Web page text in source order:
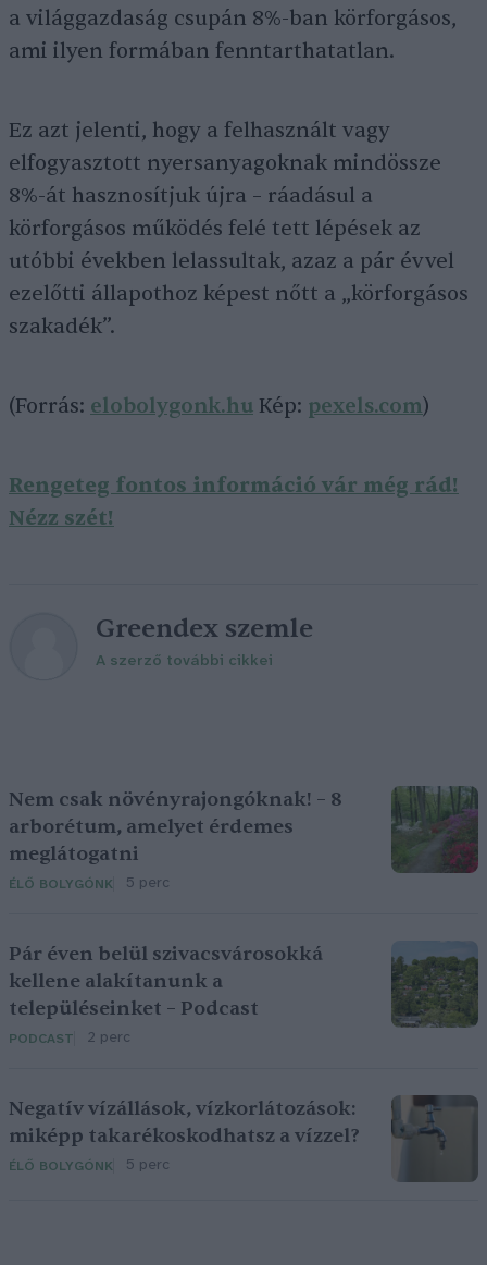
a világgazdaság csupán 8%-ban körforgásos,
ami ilyen formában fenntarthatatlan.
Ez azt jelenti, hogy a felhasznált vagy
elfogyasztott nyersanyagoknak mindössze
8%-át hasznosítjuk újra – ráadásul a
körforgásos működés felé tett lépések az
utóbbi években lelassultak, azaz a pár évvel
ezelőtti állapothoz képest nőtt a „körforgásos
szakadék”.
(Forrás: elobolygonk.hu Kép: pexels.com)
Rengeteg fontos információ vár még rád!
Nézz szét!
Greendex szemle
A szerző további cikkei
Nem csak növényrajongóknak! – 8
arborétum, amelyet érdemes
meglátogatni
ÉLŐ BOLYGÓNK 5 perc
Pár éven belül szivacsvárosokká
kellene alakítanunk a
településeinket – Podcast
PODCAST 2 perc
Negatív vízállások, vízkorlátozások:
miképp takarékoskodhatsz a vízzel?
ÉLŐ BOLYGÓNK 5 perc